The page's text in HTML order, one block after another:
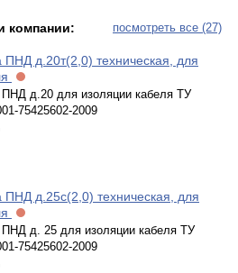
посмотреть все (27)
компании:
ПНД д.20т(2,0) техническая, для
ПНД д.20 для изоляции кабеля ТУ
75425602-2009
ПНД д.25с(2,0) техническая, для
ПНД д. 25 для изоляции кабеля ТУ
75425602-2009